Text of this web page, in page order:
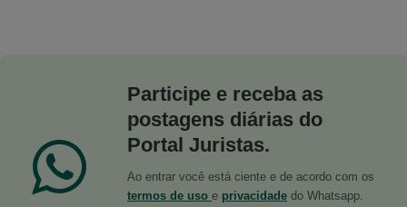
Participe e receba as
postagens diárias do
Portal Juristas.
Ao entrar você está ciente e de acordo com os
termos de uso e privacidade do Whatsapp.